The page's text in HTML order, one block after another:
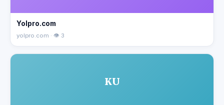
Yolpro.com
yolpro.com · 👁 3
KU